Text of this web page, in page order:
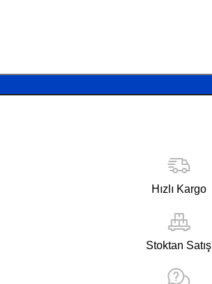
Hızlı Kargo
Stoktan Satış